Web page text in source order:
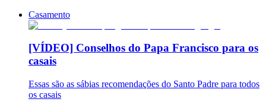
Casamento
[VÍDEO] Conselhos do Papa Francisco para os
casais
Essas são as sábias recomendações do Santo Padre para todos
os casais